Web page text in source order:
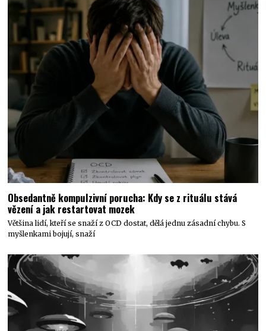
Obsedantně kompulzivní porucha: Kdy se z rituálu stává
vězení a jak restartovat mozek
Většina lidí, kteří se snaží z OCD dostat, dělá jednu zásadní chybu. S
myšlenkami bojují, snaží